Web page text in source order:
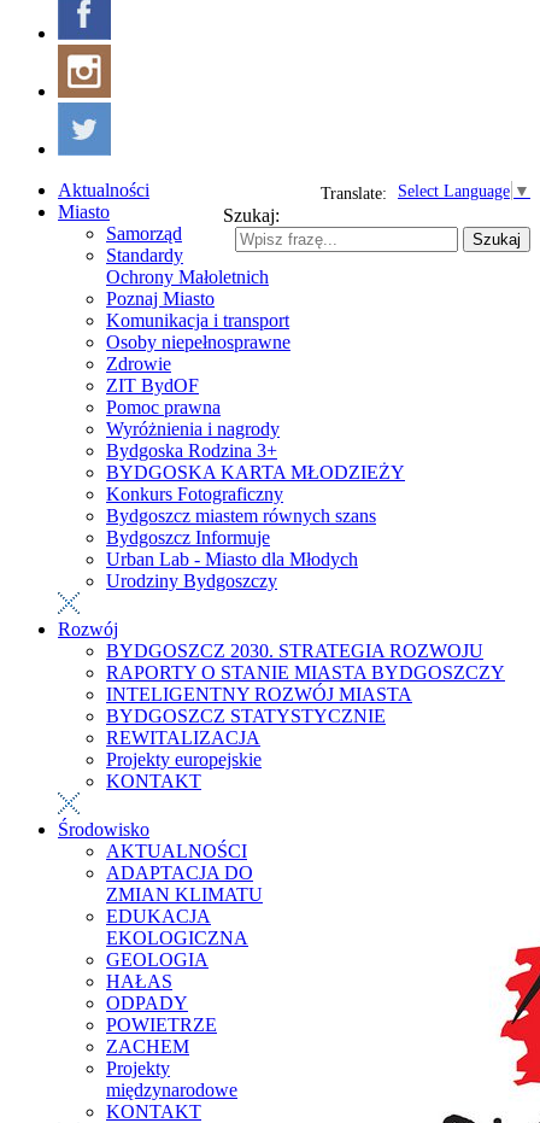
Select Language ▼
Translate:
Szukaj:
Szukaj
Aktualności
Miasto
Samorząd
Standardy
Ochrony Małoletnich
Poznaj Miasto
Komunikacja i transport
Osoby niepełnosprawne
Zdrowie
ZIT BydOF
Pomoc prawna
Wyróżnienia i nagrody
Bydgoska Rodzina 3+
BYDGOSKA KARTA MŁODZIEŻY
Konkurs Fotograficzny
Bydgoszcz miastem równych szans
Bydgoszcz Informuje
Urban Lab - Miasto dla Młodych
Urodziny Bydgoszczy
Rozwój
BYDGOSZCZ 2030. STRATEGIA ROZWOJU
RAPORTY O STANIE MIASTA BYDGOSZCZY
INTELIGENTNY ROZWÓJ MIASTA
BYDGOSZCZ STATYSTYCZNIE
REWITALIZACJA
Projekty europejskie
KONTAKT
Środowisko
AKTUALNOŚCI
ADAPTACJA DO
ZMIAN KLIMATU
EDUKACJA
EKOLOGICZNA
GEOLOGIA
HAŁAS
ODPADY
POWIETRZE
ZACHEM
Projekty
międzynarodowe
KONTAKT